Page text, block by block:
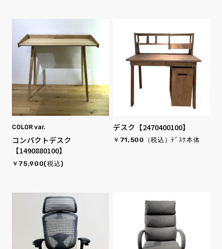
COLOR var.
コンパクトデスク
【1490880100】
￥75,900(税込)
デスク【2470400100】
￥71,500（税込）ﾃﾞｽｸ本体